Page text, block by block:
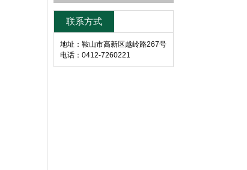
联系方式
地址：鞍山市高新区越岭路267号
电话：0412-7260221